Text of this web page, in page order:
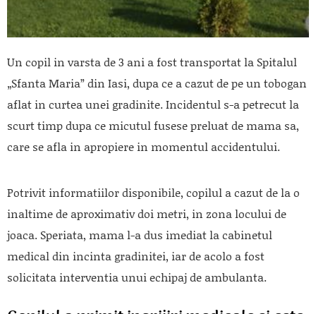
Un copil in varsta de 3 ani a fost transportat la Spitalul
„Sfanta Maria” din Iasi, dupa ce a cazut de pe un tobogan
aflat in curtea unei gradinite. Incidentul s-a petrecut la
scurt timp dupa ce micutul fusese preluat de mama sa,
care se afla in apropiere in momentul accidentului.
Potrivit informatiilor disponibile, copilul a cazut de la o
inaltime de aproximativ doi metri, in zona locului de
joaca. Speriata, mama l-a dus imediat la cabinetul
medical din incinta gradinitei, iar de acolo a fost
solicitata interventia unui echipaj de ambulanta.